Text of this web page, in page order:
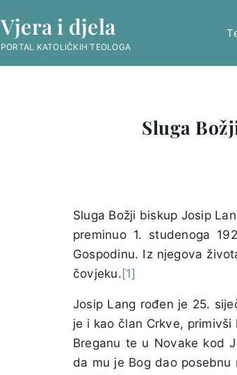
Vjera i djela
PORTAL KATOLIČKIH TEOLOGA
Sluga
Sluga Božji biskup Josip
preminuo 1. studenoga
Gospodinu. Iz njegova
čovjeku.[1]
Josip Lang rođen je 25.
je i kao član Crkve,
Breganu te u Novake kod
da mu je Bog dao